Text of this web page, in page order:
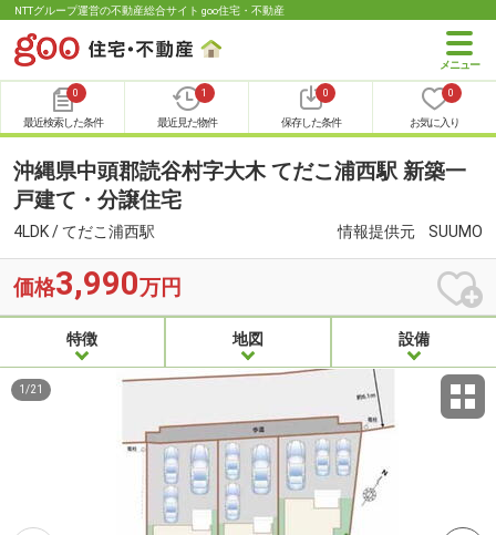
NTTグループ運営の不動産総合サイト goo住宅・不動産
0
最近検索した条件
1
最近見た物件
0
保存した条件
0
お気に入り
沖縄県中頭郡読谷村字大木 てだこ浦西駅 新築一
戸建て・分譲住宅
4LDK / てだこ浦西駅 情報提供元 SUUMO
価格3,990万円
特徴 地図 設備
1 /21